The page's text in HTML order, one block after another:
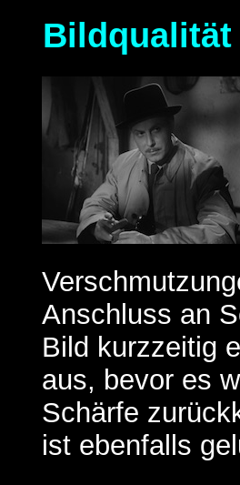
Bildqualität
Anschluss an
Bild kurzzeitig
aus, bevor es
Schärfe
ist ebenfalls